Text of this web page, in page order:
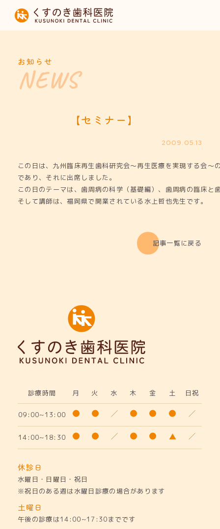
HOME
診療内容
お知らせ
お知らせ
【セミナー】
2009.05.13
この日は、九州臨床再生歯科研究会～再生医療を実現する会～
であり、それに出席しました。
この日のテーマは、歯周病の科学（基礎編）、歯周病の臨床と
そして講師は、福岡県で開業されている水上哲也先生です。
記事一覧に戻る
診療時間 月 火 水 木 金 土 日祝
09:00~13:00
14:00~18:30
休診日
水曜日・日曜日・祝日
※祝日のある週は水曜日診療の場合があります
土曜日
午後の診療は14:00~17:30までです